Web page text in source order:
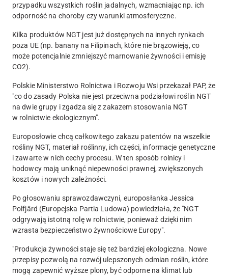
przypadku wszystkich roślin jadalnych, wzmacniając np. ich
odporność na choroby czy warunki atmosferyczne.
Kilka produktów NGT jest już dostępnych na innych rynkach
poza UE (np. banany na Filipinach, które nie brązowieją, co
może potencjalnie zmniejszyć marnowanie żywności i emisję
CO2).
Polskie Ministerstwo Rolnictwa i Rozwoju Wsi przekazał PAP, że
"co do zasady Polska nie jest przeciwna podziałowi roślin NGT
na dwie grupy i zgadza się z zakazem stosowania NGT
w rolnictwie ekologicznym".
Europosłowie chcą całkowitego zakazu patentów na wszelkie
rośliny NGT, materiał roślinny, ich części, informacje genetyczne
i zawarte w nich cechy procesu. W ten sposób rolnicy i
hodowcy mają uniknąć niepewności prawnej, zwiększonych
kosztów i nowych zależności.
Po głosowaniu sprawozdawczyni, europosłanka Jessica
Polfjärd (Europejska Partia Ludowa) powiedziała, że "NGT
odgrywają istotną rolę w rolnictwie, ponieważ dzięki nim
wzrasta bezpieczeństwo żywnościowe Europy".
"Produkcja żywności staje się też bardziej ekologiczna. Nowe
przepisy pozwolą na rozwój ulepszonych odmian roślin, które
mogą zapewnić wyższe plony, być odporne na klimat lub